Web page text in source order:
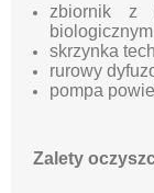
zbiornik z
skrzynka
rurowy
pompa
Zalety